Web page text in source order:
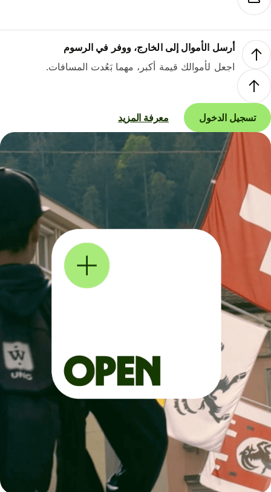
أرسل الأموال إلى الخارج، ووفر في الرسوم
اجعل لأموالك قيمة أكبر، مهما بَعُدت المسافات.
تسجيل الدخول معرفة المزيد